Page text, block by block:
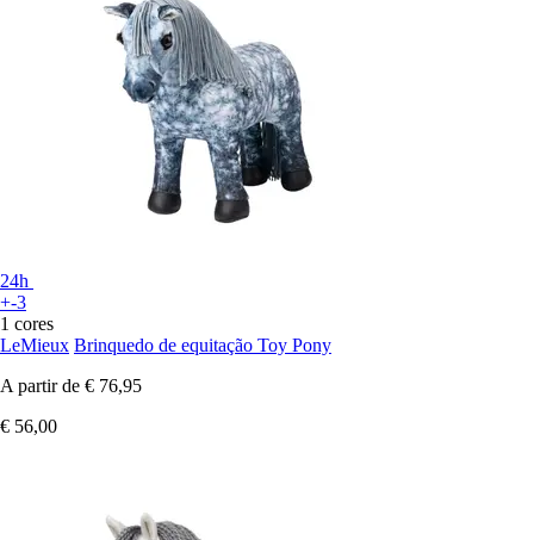
24h
+-3
1 cores
LeMieux Brinquedo de equitação Toy Pony
A partir de € 76,95
€ 56,00